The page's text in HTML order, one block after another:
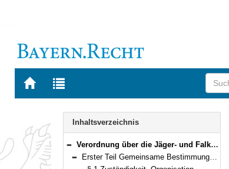
Zur
BAYERN.RECHT
Zur
letzten
Navigation
Inhaltsverzeichnis
Bereich reduzieren
Verordnung über die Jäger- und Falknerprüfung (Jäger- und Falknerprüfungsordnung – JFPO) Vom 22. Januar 2007 (GVBl. S. 59) BayRS 792-7-W (§§ 1–20)
Bereich reduzieren
Erster Teil Gemeinsame Bestimmungen (§§ 1–6)